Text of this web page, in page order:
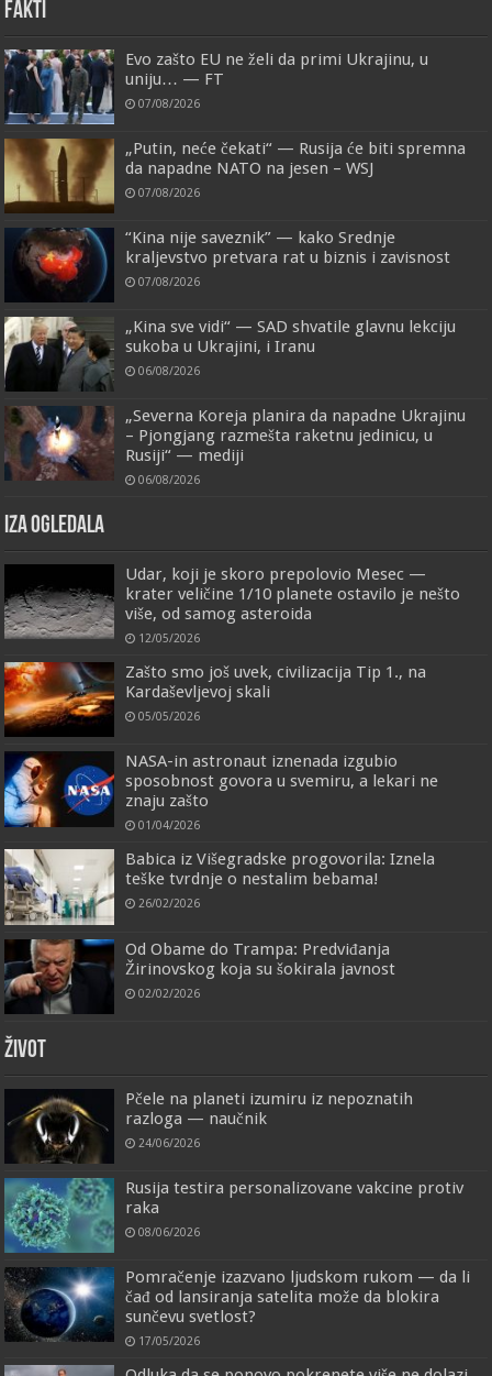
FAKTI
Evo zašto EU ne želi da primi Ukrajinu, u
uniju… — FT
07/08/2026
„Putin, neće čekati“ — Rusija će biti spremna
da napadne NATO na jesen – WSJ
07/08/2026
“Kina nije saveznik” — kako Srednje
kraljevstvo pretvara rat u biznis i zavisnost
07/08/2026
„Kina sve vidi“ — SAD shvatile glavnu lekciju
sukoba u Ukrajini, i Iranu
06/08/2026
„Severna Koreja planira da napadne Ukrajinu
– Pjongjang razmešta raketnu jedinicu, u
Rusiji“ — mediji
06/08/2026
IZA OGLEDALA
Udar, koji je skoro prepolovio Mesec —
krater veličine 1/10 planete ostavilo je nešto
više, od samog asteroida
12/05/2026
Zašto smo još uvek, civilizacija Tip 1., na
Kardaševljevoj skali
05/05/2026
NASA-in astronaut iznenada izgubio
sposobnost govora u svemiru, a lekari ne
znaju zašto
01/04/2026
Babica iz Višegradske progovorila: Iznela
teške tvrdnje o nestalim bebama!
26/02/2026
Od Obame do Trampa: Predviđanja
Žirinovskog koja su šokirala javnost
02/02/2026
ŽIVOT
Pčele na planeti izumiru iz nepoznatih
razloga — naučnik
24/06/2026
Rusija testira personalizovane vakcine protiv
raka
08/06/2026
Pomračenje izazvano ljudskom rukom — da li
čađ od lansiranja satelita može da blokira
sunčevu svetlost?
17/05/2026